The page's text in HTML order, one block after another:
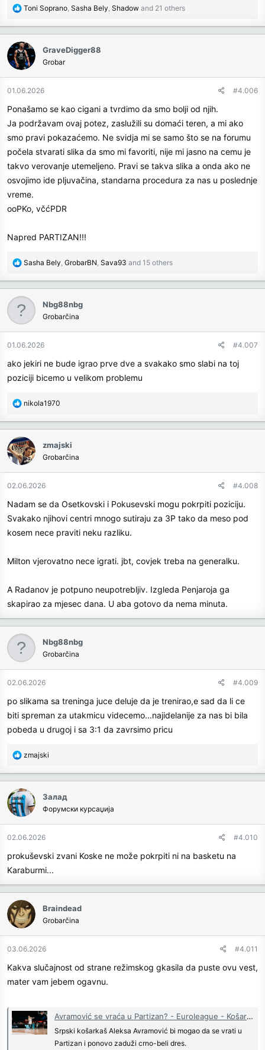
R
c
t
i
o
n
:
Toni Soprano, Sasha Bely, Shadow and 21 others
GraveDigger88
Grobar
01.06.2026 #4.006
Ponašamo se kao cigani a tvrdimo da smo bolji od njih.
Ja podržavam ovaj potez, zaslužili su domaći teren, a mi ako
smo pravi pokazaćemo. Ne svidja mi se samo što se na forumu
počela stvarati slika da smo mi favoriti, nije mi jasno na cemu je
takvo verovanje utemeljeno. Pravi se takva slika a onda ako ne
osvojimo ide pljuvačina, standarna procedura za nas u poslednje
vreme.
ooPKo, včćPDR
Napred PARTIZAN!!!
R
c
t
o
n
:
Sasha Bely, GrobarBN, Sava93 and 15 others
Nbg88nbg
Grobarčina
01.06.2026 #4.007
ako jekiri ne bude igrao prve dve a svakako smo slabi na toj
poziciji bicemo u velikom problemu
R
c
t
i
o
n
:
nikola1970
zmajski
Grobarčina
02.06.2026 #4.008
Nadam se da Osetkovski i Pokusevski mogu pokrpiti poziciju.
Svakako njihovi centri mnogo sutiraju za 3P tako da meso pod
kosem nece praviti neku razliku.
Milton vjerovatno nece igrati. jbt, covjek treba na generalku.
A Radanov je potpuno neupotrebljiv. Izgleda Penjaroja ga
skapirao za mjesec dana. U aba gotovo da nema minuta.
Nbg88nbg
Grobarčina
02.06.2026 #4.009
po slikama sa treninga juce deluje da je trenirao,e sad da li ce
biti spreman za utakmicu videcemo...najidelanije za nas bi bila
pobeda u drugoj i sa 3:1 da zavrsimo pricu
R
c
t
i
o
n
:
zmajski
Залад
Форумски курсаџија
02.06.2026 #4.010
prokuševski zvani Koske ne može pokrpiti ni na basketu na
Karaburmi...
Braindead
Grobarčina
03.06.2026 #4.011
Kakva slučajnost od strane režimskog gkasila da puste ovu vest,
mater vam jebem ogavnu.
Avramović se vraća u Partizan? - Euroleague - Košarka - B92.sport - B92.net
Srpski košarkaš Aleksa Avramović bi mogao da se vrati u
Partizan i ponovo zaduži crno-beli dres.